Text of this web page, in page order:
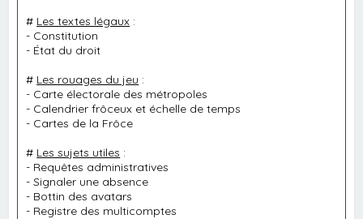
# Les textes légaux :
- Constitution
- État du droit
# Les rouages du jeu :
- Carte électorale des métropoles
- Calendrier frôceux et échelle de temps
- Cartes de la Frôce
# Les sujets utiles :
- Requêtes administratives
-Signaler une absence
- Bottin des avatars
- Registre des multicomptes